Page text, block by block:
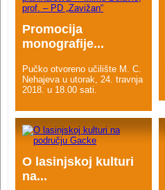
Promocija
monografije...
Pučko otvoreno učilište M. C.
Nehajeva u utorak, 24. travnja
2018. u 18.00 sati.
O lasinjskoj kulturi
na...